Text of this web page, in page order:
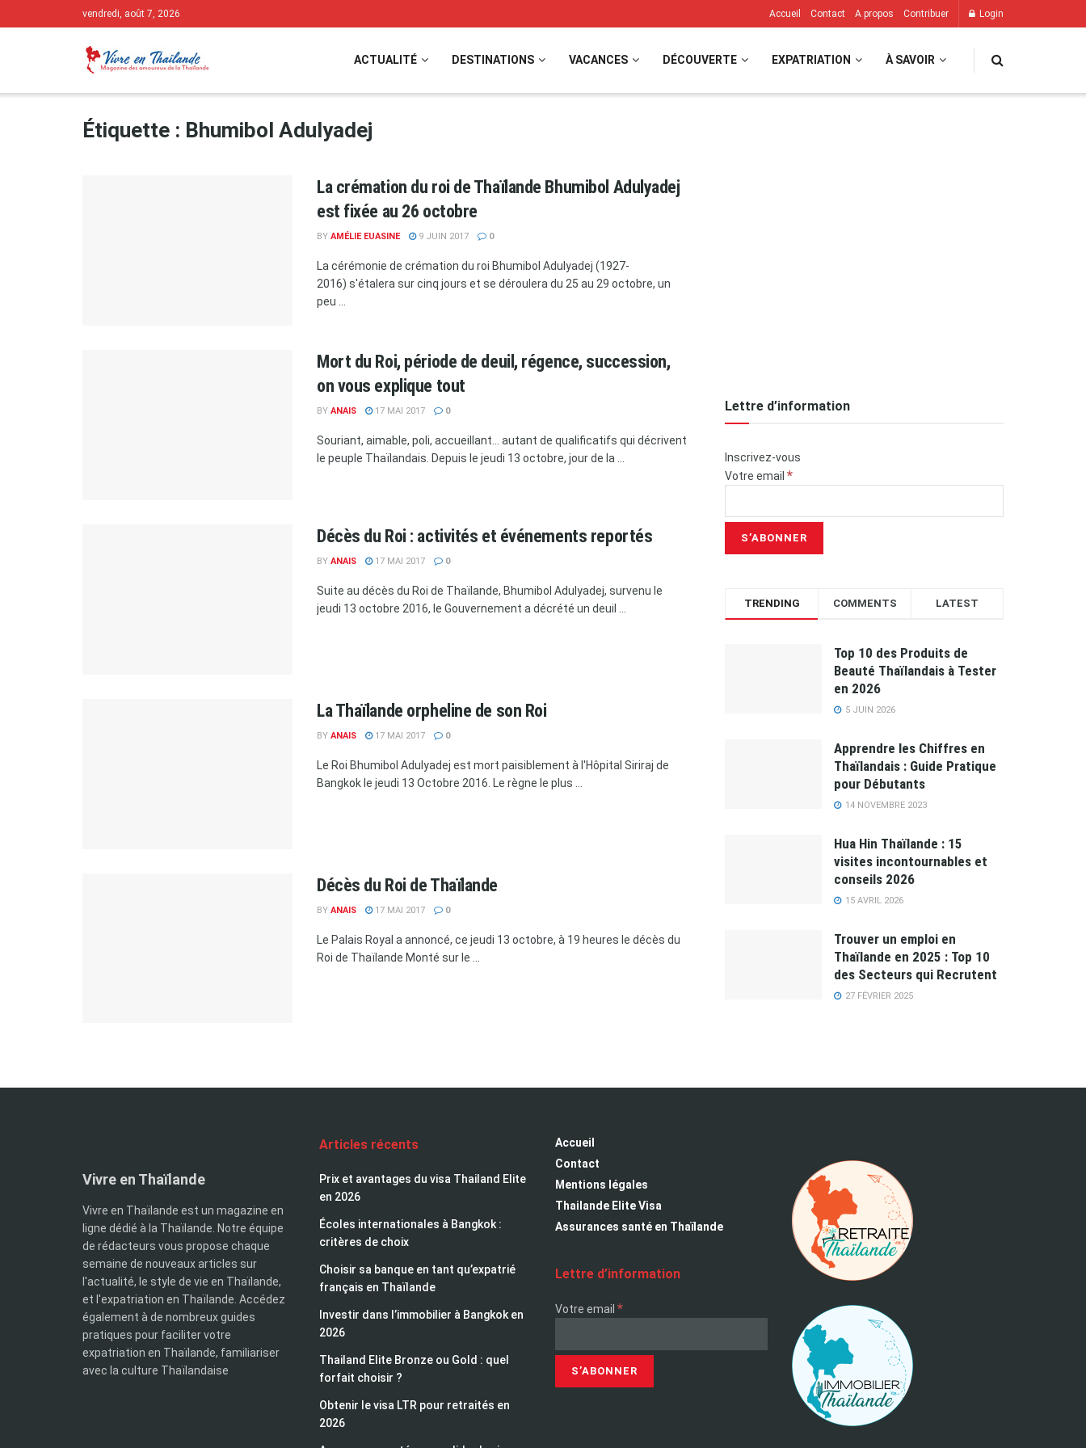
vendredi, août 7, 2026 Accueil Contact A propos Contribuer Login
ACTUALITÉ DESTINATIONS VACANCES DÉCOUVERTE EXPATRIATION À SAVOIR
Étiquette : Bhumibol Adulyadej
La crémation du roi de Thaïlande Bhumibol Adulyadej
est fixée au 26 octobre
BY AMÉLIE EUASINE 9 JUIN 2017 0
La cérémonie de crémation du roi Bhumibol Adulyadej (1927-
2016) s'étalera sur cinq jours et se déroulera du 25 au 29 octobre, un
peu ...
Mort du Roi, période de deuil, régence, succession,
on vous explique tout
BY ANAIS 17 MAI 2017 0
Souriant, aimable, poli, accueillant… autant de qualificatifs qui décrivent
le peuple Thaïlandais. Depuis le jeudi 13 octobre, jour de la ...
Décès du Roi : activités et événements reportés
BY ANAIS 17 MAI 2017 0
Suite au décès du Roi de Thaïlande, Bhumibol Adulyadej, survenu le
jeudi 13 octobre 2016, le Gouvernement a décrété un deuil ...
La Thaïlande orpheline de son Roi
BY ANAIS 17 MAI 2017 0
Le Roi Bhumibol Adulyadej est mort paisiblement à l'Hôpital Siriraj de
Bangkok le jeudi 13 Octobre 2016. Le règne le plus ...
Décès du Roi de Thaïlande
BY ANAIS 17 MAI 2017 0
Le Palais Royal a annoncé, ce jeudi 13 octobre, à 19 heures le décès du
Roi de Thaïlande Monté sur le ...
Lettre d’information
Inscrivez-vous
Votre email *
TRENDING COMMENTS LATEST
Top 10 des Produits de
Beauté Thaïlandais à Tester
en 2026
5 JUIN 2026
Apprendre les Chiffres en
Thaïlandais : Guide Pratique
pour Débutants
14 NOVEMBRE 2023
Hua Hin Thaïlande : 15
visites incontournables et
conseils 2026
15 AVRIL 2026
Trouver un emploi en
Thaïlande en 2025 : Top 10
des Secteurs qui Recrutent
27 FÉVRIER 2025
Vivre en Thaïlande
Vivre en Thaïlande est un magazine en
ligne dédié à la Thaïlande. Notre équipe
de rédacteurs vous propose chaque
semaine de nouveaux articles sur
l'actualité, le style de vie en Thaïlande,
et l'expatriation en Thaïlande. Accédez
également à de nombreux guides
pratiques pour faciliter votre
expatriation en Thaïlande, familiariser
avec la culture Thaïlandaise
Articles récents
Prix et avantages du visa Thailand Elite
en 2026
Écoles internationales à Bangkok :
critères de choix
Choisir sa banque en tant qu’expatrié
français en Thaïlande
Investir dans l’immobilier à Bangkok en
2026
Thailand Elite Bronze ou Gold : quel
forfait choisir ?
Obtenir le visa LTR pour retraités en
2026
Accueil
Contact
Mentions légales
Thailande Elite Visa
Assurances santé en Thaïlande
Lettre d’information
Votre email *